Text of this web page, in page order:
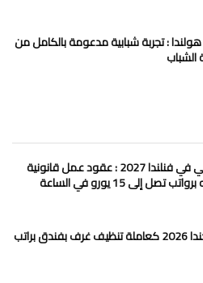
: تجربة شبابية مدعومة بالكامل من
العمل الموسمي في فنلندا 2027 : عقود عمل قانونية
إلى 15 يورو في الساعة
عقد عمل في كندا 2026 كعاملة تنظيف غرف بفندق براتب